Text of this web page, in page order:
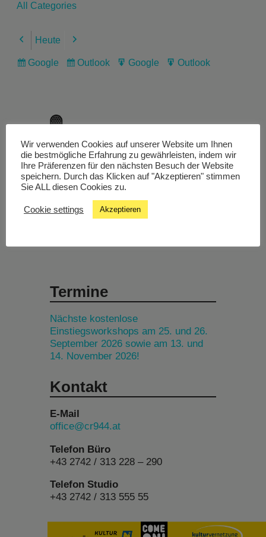
All Categories
Previous
Heute Next
Subscribe
Google
Subscribe
Outlook
Export
Google
Export
Outlook
Livestream
Studiochat
Termine
Nächste kostenlose
Einstiegsworkshops am 25. und 26.
September 2026 sowie am 13. und
14. November 2026!
Kontakt
E-Mail
office@cr944.at
Telefon Büro
+43 2742 / 313 228 – 290
Telefon Studio
+43 2742 / 313 555 55
Wir verwenden Cookies auf unserer Website um Ihnen
die bestmögliche Erfahrung zu gewährleisten, indem wir
Ihre Präferenzen für den nächsten Besuch der Website
speichern. Durch das Klicken auf "Akzeptieren" stimmen
Sie ALL diesen Cookies zu.
Cookie settings Akzeptieren